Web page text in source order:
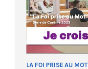
LA FOI PRISE AU MOT